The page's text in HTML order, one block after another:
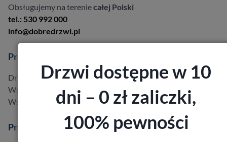
Obsługujemy na tereniecałej Polski
tel.: 530 992 000
info@dobredrzwi.pl
Produkty
Drzwi w promocji do -40%
Wszystkie produkty
Wszyscy producenci
Producenci
Drzwi dostępne w 10
dni – 0 zł zaliczki,
100% pewności